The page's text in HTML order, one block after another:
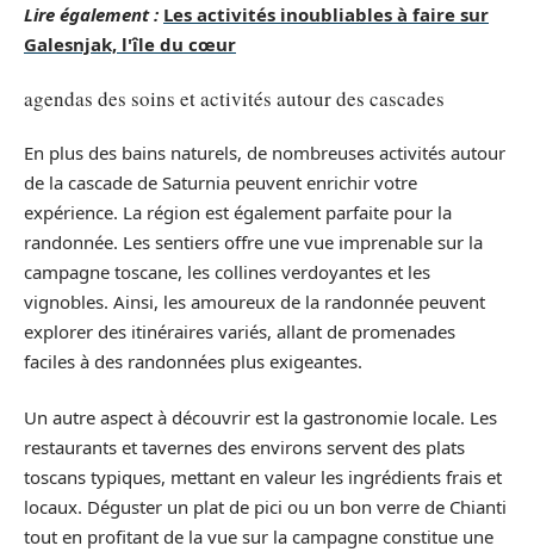
Lire également : Les activités inoubliables à faire sur
Galesnjak, l'île du cœur
agendas des soins et activités autour des cascades
En plus des bains naturels, de nombreuses activités autour
de la cascade de Saturnia peuvent enrichir votre
expérience. La région est également parfaite pour la
randonnée. Les sentiers offre une vue imprenable sur la
campagne toscane, les collines verdoyantes et les
vignobles. Ainsi, les amoureux de la randonnée peuvent
explorer des itinéraires variés, allant de promenades
faciles à des randonnées plus exigeantes.
Un autre aspect à découvrir est la gastronomie locale. Les
restaurants et tavernes des environs servent des plats
toscans typiques, mettant en valeur les ingrédients frais et
locaux. Déguster un plat de pici ou un bon verre de Chianti
tout en profitant de la vue sur la campagne constitue une